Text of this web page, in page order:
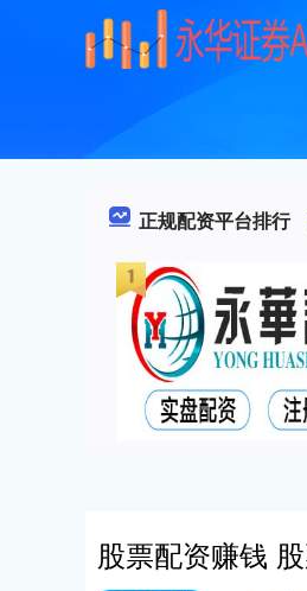
正规配资平台排行
股票配资赚钱